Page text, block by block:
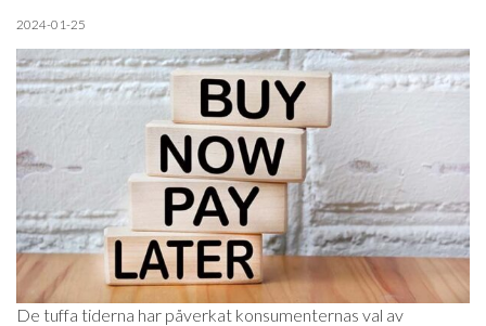
2024-01-25
De tuffa tiderna har påverkat konsumenternas val av